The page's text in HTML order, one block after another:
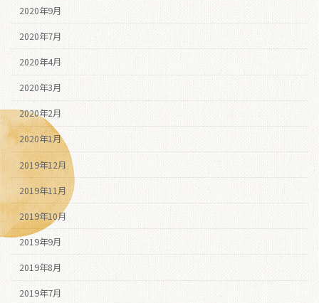
2020年9月
2020年7月
2020年4月
2020年3月
2020年2月
2020年1月
2019年12月
2019年11月
2019年10月
2019年9月
2019年8月
2019年7月